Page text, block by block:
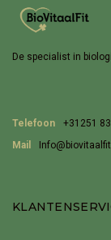
De specialist in
Telefoon
+31251
Mail